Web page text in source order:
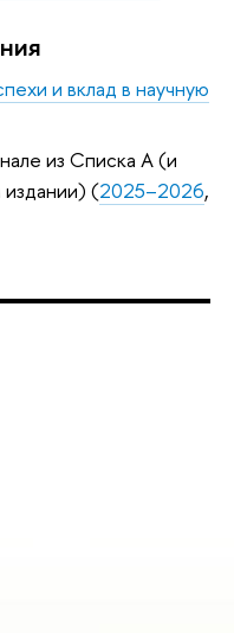
и вклад в научную
из Списка А (и
(2025–2026,